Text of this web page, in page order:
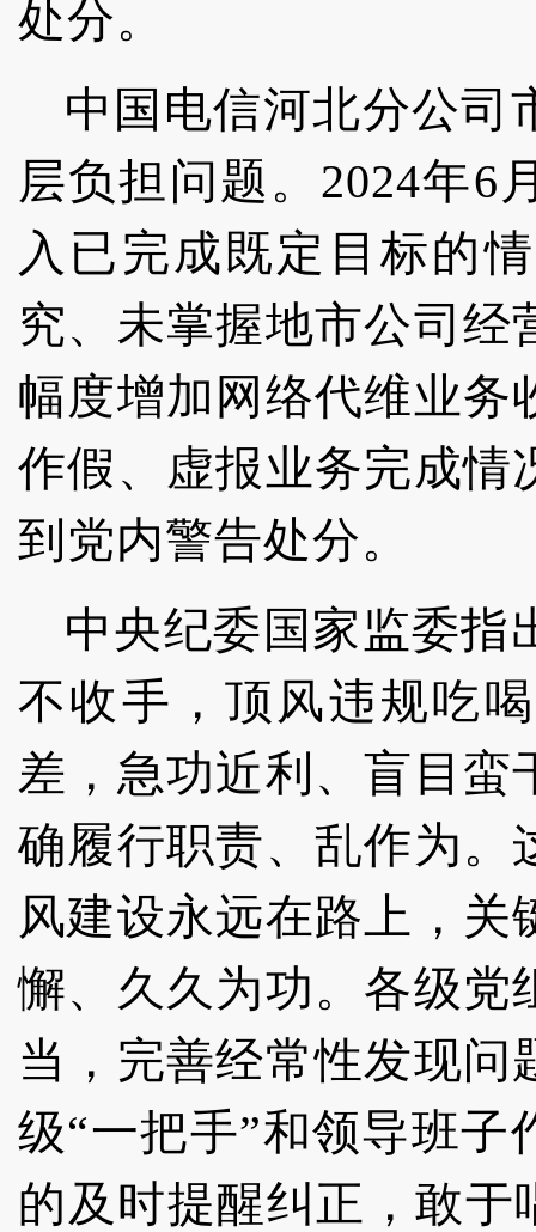
处分。
中国电信河北分公司
层负担问题。2024年6
入已完成既定目标的
究、未掌握地市公司
幅度增加网络代维业务
作假、虚报业务完成情
到党内警告处分。
中央纪委国家监委指
不收手，顶风违规吃
差，急功近利、盲目蛮
确履行职责、乱作为。
风建设永远在路上，
懈、久久为功。各级党
当，完善经常性发现
级“一把手”和领导班
的及时提醒纠正，敢于